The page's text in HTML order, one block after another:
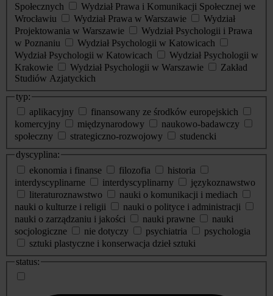
Społecznych
Wydział Prawa i Komunikacji Społecznej we
Wrocławiu
Wydział Prawa w Warszawie
Wydział
Projektowania w Warszawie
Wydział Psychologii i Prawa
w Poznaniu
Wydział Psychologii w Katowicach
Wydział Psychologii w Katowicach
Wydział Psychologii w
Krakowie
Wydział Psychologii w Warszawie
Zakład
Studiów Azjatyckich
typ:
aplikacyjny
finansowany ze środków europejskich
komercyjny
międzynarodowy
naukowo-badawczy
społeczny
strategiczno-rozwojowy
studencki
dyscyplina:
ekonomia i finanse
filozofia
historia
interdyscyplinarne
interdyscyplinarny
językoznawstwo
literaturoznawstwo
nauki o komunikacji i mediach
nauki o kulturze i religii
nauki o polityce i administracji
nauki o zarządzaniu i jakości
nauki prawne
nauki
socjologiczne
nie dotyczy psychiatria
psychologia
sztuki plastyczne i konserwacja dzieł sztuki
status: